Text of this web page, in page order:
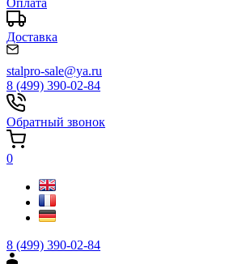
Оплата
Доставка
stalpro-sale@ya.ru
8 (499) 390-02-84
Обратный звонок
0
8 (499) 390-02-84